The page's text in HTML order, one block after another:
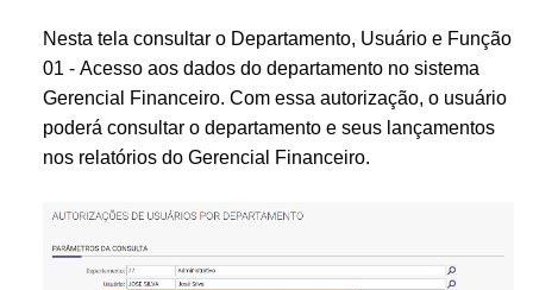
Nesta tela consultar o Departamento, Usuário e Função
01 - Acesso aos dados do departamento no sistema
Gerencial Financeiro. Com essa autorização, o usuário
poderá consultar o departamento e seus lançamentos
nos relatórios do Gerencial Financeiro.